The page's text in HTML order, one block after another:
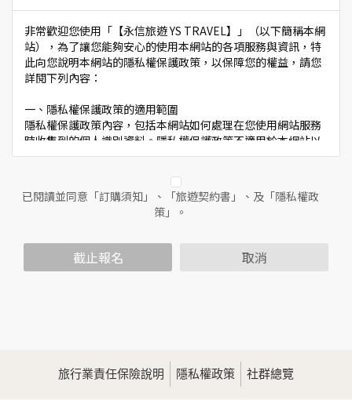
非常歡迎您使用「【永信旅遊 YS TRAVEL】」（以下簡稱本網
站），為了讓您能夠安心的使用本網站的各項服務與資訊，特
此向您說明本網站的隱私權保護政策，以保障您的權益，請您
詳閱下列內容：
一、隱私權保護政策的適用範圍
隱私權保護政策內容，包括本網站如何處理在您使用網站服務
時收集到的個人識別資料。隱私權保護政策不適用於本網站以
外的相關連結網站，也不適用於非本網站所委託或參與管理的
二、個人資料的蒐集、處理及利用方式
當您造訪本網站或使用本網站所提供之功能服務時，我們將視
範圍內處理及利用您的個人資料；非經您書面同意，本網站不
會將個人資料用於其他用途。
為提供精確的服務，我們會將收集的問卷調查內容進行統計與
分析，分析結果之統計數據或說明文字呈現，除供內部研究
已閱讀並同意「訂購須知」、「旅遊契約書」、及「隱私權政
策」。
截止報名 取消
旅行業責任保險說明 隱私權政策 社群總覽